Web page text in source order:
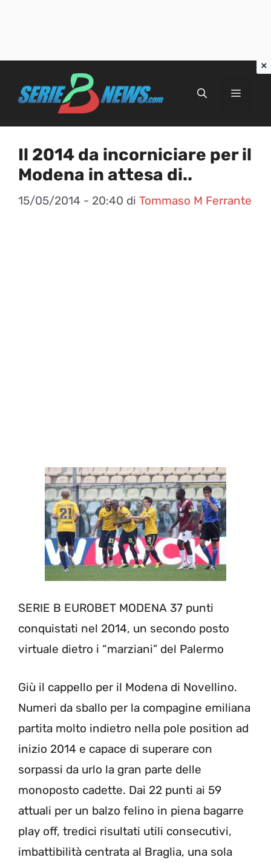
Menu
Il 2014 da incorniciare per il
Modena in attesa di..
15/05/2014 - 20:40 di Tommaso M Ferrante
SERIE B EUROBET MODENA 37 punti
conquistati nel 2014, un secondo posto
virtuale dietro i “marziani” del Palermo
Giù il cappello per il Modena di Novellino.
Numeri da sballo per la compagine emiliana
partita molto indietro nella pole position ad
inizio 2014 e capace di superare con
sorpassi da urlo la gran parte delle
monoposto cadette. Dai 22 punti ai 59
attuali per un balzo felino in piena bagarre
play off, tredici risultati utili consecutivi,
imbattibilità centrata al Braglia, una sola